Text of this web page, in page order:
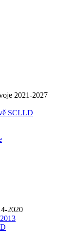
2021-2027
SCLLD
2020